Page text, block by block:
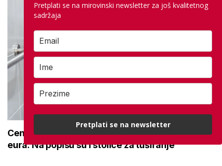
Centar za starije uzima opremu za 492.000
eura: Na popisu su i stolice za tuširanje
Pretplati se na mirovinski newsletter za još kvalitetnog
sadržaja
Pretplati se na newsletter